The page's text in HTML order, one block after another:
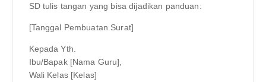
SD tulis tangan yang bisa dijadikan panduan:
[Tanggal Pembuatan Surat]
Kepada Yth.
Ibu/Bapak [Nama Guru],
Wali Kelas [Kelas]